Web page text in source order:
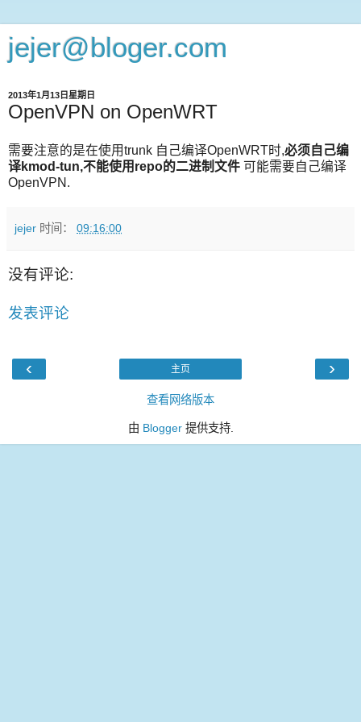
jejer@bloger.com
2013年1月13日星期日
OpenVPN on OpenWRT
需要注意的是在使用trunk 自己编译OpenWRT时,必须自己编
译kmod-tun,不能使用repo的二进制文件 可能需要自己编译
OpenVPN.
jejer 时间： 09:16:00
没有评论:
发表评论
‹ ›
主页
查看网络版本
由 Blogger提供支持.